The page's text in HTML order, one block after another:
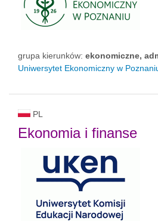
grupa kierunków: ekonomiczne,
Uniwersytet Ekonomiczny w
PL
Ekonomia i finanse